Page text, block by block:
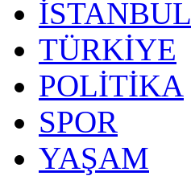
İSTANBUL
TÜRKİYE
POLİTİKA
SPOR
YAŞAM